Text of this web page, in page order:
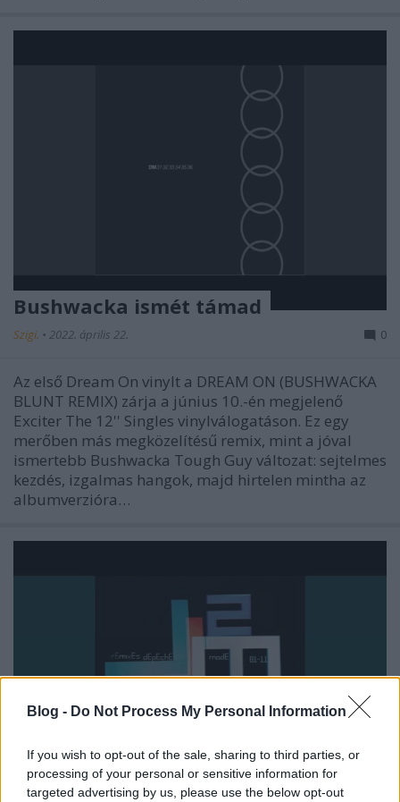
Blog - Do Not Process My Personal Information
If you wish to opt-out of the sale, sharing to third parties, or
processing of your personal or sensitive information for
targeted advertising by us, please use the below opt-out
Bushwacka ismét támad
Szigi. • 2022. április 22. 0
Az első Dream On vinylt a DREAM ON (BUSHWACKA
BLUNT REMIX) zárja a június 10.-én megjelenő
Exciter The 12'' Singles vinylválogatáson. Ez egy
merőben más megközelítésű remix, mint a jóval
ismertebb Bushwacka Tough Guy változat: sejtelmes
kezdés, izgalmas hangok, majd hirtelen mintha az
albumverzióra…